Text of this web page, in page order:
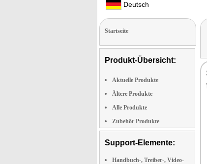
Deutsch
Startseite
Produkt-Übersicht:
Aktuelle Produkte
Ältere Produkte
Alle Produkte
Zubehör Produkte
Support-Elemente:
Handbuch-, Treiber-, Video-